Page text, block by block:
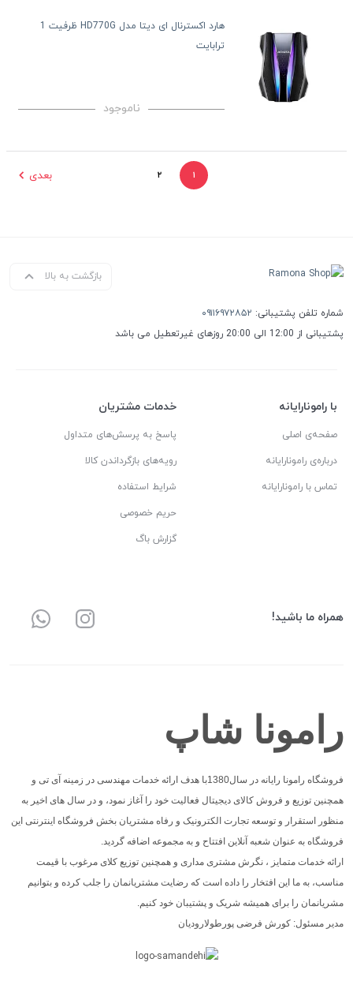
هارد اکسترنال ای دیتا مدل HD770G ظرفیت 1
ترابایت
ناموجود
۱ ۲ بعدی
بازگشت به بالا
شماره تلفن پشتیبانی: ۰۹۱۱۶۹۷۲۸۵۲
پشتیبانی از 12:00 الی 20:00 روزهای غیرتعطیل می باشد
با رامونارایانه
صفحه‌ی اصلی
درباره‌ی رامونارایانه
تماس با رامونارایانه
خدمات مشتریان
پاسخ به پرسش‌های متداول
رویه‌های بازگرداندن کالا
شرایط استفاده
حریم خصوصی
گزارش باگ
همراه ما باشید!
رامونا شاپ
فروشگاه رامونا رایانه در سال1380با هدف ارائه خدمات مهندسی در زمینه آی تی و
همچنین توزیع و فروش کالای دیجیتال فعالیت خود را آغاز نمود، و در سال های اخیر به
منظور استقرار و توسعه تجارت الکترونیک و رفاه مشتریان بخش فروشگاه اینترنتی این
فروشگاه به عنوان شعبه آنلاین افتتاح و به مجموعه اضافه گردید.
ارائه خدمات متمایز ، نگرش مشتری مداری و همچنین توزیع کلای مرغوب با قیمت
مناسب، به ما این افتخار را داده است که رضایت مشتریانمان را جلب کرده و بتوانیم
مشریانمان را برای همیشه شریک و پشتیبان خود کنیم.
مدیر مسئول: کورش فرضی پورطولارودیان